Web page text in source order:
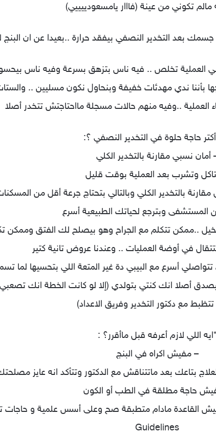
تكوني من عينة (فااار يامسعودييييي)
تخلص .. فيه ناس بتزهق بسرعة وفيه ناس بيحسوا
بأننا ندي مهدئات خفيفة وبنحاول نكون مسليين ..
العملية ..وفيه منهم حالات مسجلة مااحتاجتش تتخدر أصلا
أكتر حاجة حلوة في التخدير النصفي ؟:
أمان نسبي مقارنة بالتخدير الكلي
وتشرب بعد العملية بوقت قليل
مقارنة بالتخدير الكلي وبالتالي بتحتاج جرعة أقل من
المستشفى وبترجع لحياتك الطبيعية أسرع
..ممكن تتكلم مع الجراح وهو بيصلح لك الفتق
في أوضة العمليات .. وعندنا عروض تانية كتير
تتواصلي أسرع مع البيبي دة غير المتعة اللي بتحسيها لما
أصلا انك كنتي بتولدي (إلا لو كانت الخطة انك
مع دكتور التخدير وفريق الاعداد)
*ايه اللي لازم أعرفه قبل ماأقرر؟ :
– مفيش اكراه في البنج
بتاعك بعد ماتتناقش مع الدكتور وتتأكد انه عايز
حاجة مطلقة في الطب أو الكون
القاعدة مادام متطبقة صح وعلى أسس علمية و حاجات
Guidelines